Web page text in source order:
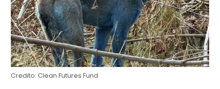
Credito: Clean Futures Fund